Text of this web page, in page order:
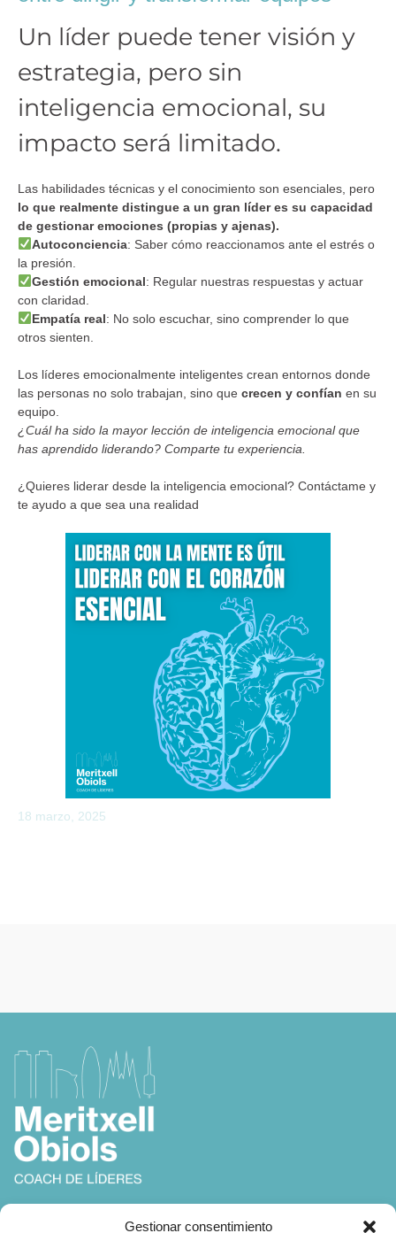
Gestionar consentimiento
Un líder puede tener visión y
estrategia, pero sin
inteligencia emocional, su
impacto será limitado.
Las habilidades técnicas y el conocimiento son esenciales, pero
lo que realmente distingue a un gran líder es su capacidad
de gestionar emociones (propias y ajenas).
Autoconciencia: Saber cómo reaccionamos ante el estrés o
la presión.
Gestión emocional: Regular nuestras respuestas y actuar
con claridad.
Empatía real: No solo escuchar, sino comprender lo que
otros sienten.
Los líderes emocionalmente inteligentes crean entornos donde
las personas no solo trabajan, sino que crecen y confían en su
equipo.
¿Cuál ha sido la mayor lección de inteligencia emocional que
has aprendido liderando? Comparte tu experiencia.
¿Quieres liderar desde la inteligencia emocional? Contáctame y
te ayudo a que sea una realidad
18 marzo, 2025